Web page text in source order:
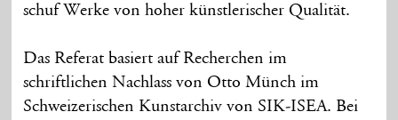
schuf Werke von hoher künstlerischer Qualität.
Das Referat basiert auf Recherchen im
schriftlichen Nachlass von Otto Münch im
Schweizerischen Kunstarchiv von SIK-ISEA. Bei